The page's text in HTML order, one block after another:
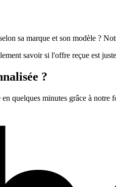
sa marque et son modèle ?
savoir si l'offre reçue est
?
quelques minutes grâce à notre